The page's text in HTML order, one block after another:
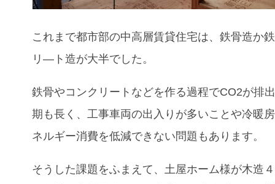
これまで都市部の中高層賃貸住宅は、鉄骨造か
リ―ト造が大半でした。
鉄骨やコンクリートなどを作る過程でCO2が排
期も長く、工事車両の出入りが多いことや冷暖
ネルギー消費を低減できない問題もあります。
そうした課題をふまえて、土屋ホーム様が木造